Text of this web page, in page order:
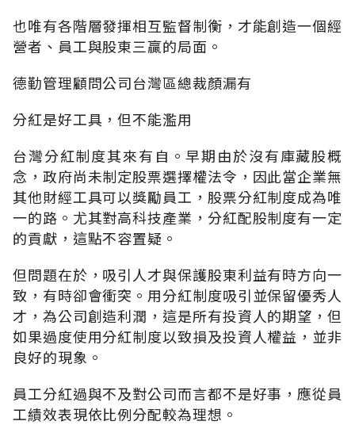
也唯有各階層發揮相互監督制衡，才能創造一個經
營者、員工與股東三贏的局面。
德勤管理顧問公司台灣區總裁顏漏有
分紅是好工具，但不能濫用
台灣分紅制度其來有自。早期由於沒有庫藏股概
念，政府尚未制定股票選擇權法令，因此當企業無
其他財經工具可以獎勵員工，股票分紅制度成為唯
一的路。尤其對高科技產業，分紅配股制度有一定
的貢獻，這點不容置疑。
但問題在於，吸引人才與保護股東利益有時方向一
致，有時卻會衝突。用分紅制度吸引並保留優秀人
才，為公司創造利潤，這是所有投資人的期望，但
如果過度使用分紅制度以致損及投資人權益，並非
良好的現象。
員工分紅過與不及對公司而言都不是好事，應從員
工績效表現依比例分配較為理想。